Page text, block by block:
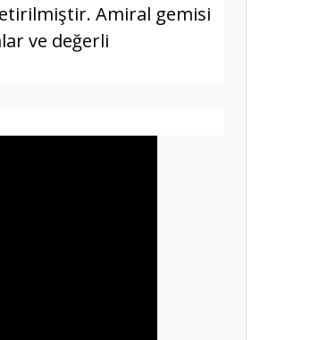
Amiral gemisi
ve değerli